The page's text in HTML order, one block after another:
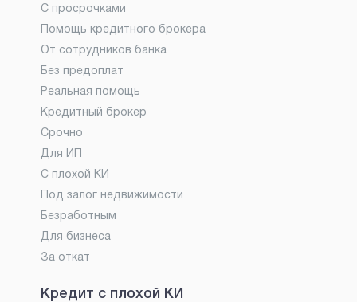
С просрочками
Помощь кредитного брокера
От сотрудников банка
Без предоплат
Реальная помощь
Кредитный брокер
Срочно
Для ИП
С плохой КИ
Под залог недвижимости
Безработным
Для бизнеса
За откат
Кредит с плохой КИ